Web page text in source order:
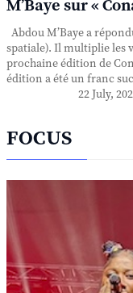
M’Baye sur «
Abdou M’Baye a
spatiale). Il multiplie les
prochaine édition de
édition a été un franc
22 July,
FOCUS